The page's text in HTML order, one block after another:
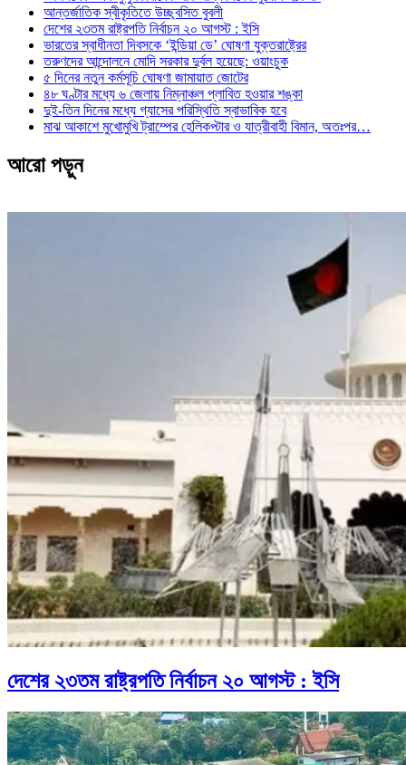
আন্তর্জাতিক স্বীকৃতিতে উচ্ছ্বসিত বুবলী
দেশের ২৩তম রাষ্ট্রপতি নির্বাচন ২০ আগস্ট : ইসি
ভারতের স্বাধীনতা দিবসকে ‘ইন্ডিয়া ডে’ ঘোষণা যুক্তরাষ্ট্রের
তরুণদের আন্দোলনে মোদি সরকার দুর্বল হয়েছে: ওয়াংচুক
৫ দিনের নতুন কর্মসূচি ঘোষণা জামায়াত জোটের
৪৮ ঘণ্টার মধ্যে ৬ জেলায় নিম্নাঞ্চল প্লাবিত হওয়ার শঙ্কা
দুই-তিন দিনের মধ্যে গ্যাসের পরিস্থিতি স্বাভাবিক হবে
মাঝ আকাশে মুখোমুখি ট্রাম্পের হেলিকপ্টার ও যাত্রীবাহী বিমান, অতঃপর…
আরো পড়ুন
দেশের ২৩তম রাষ্ট্রপতি নির্বাচন ২০ আগস্ট : ইসি